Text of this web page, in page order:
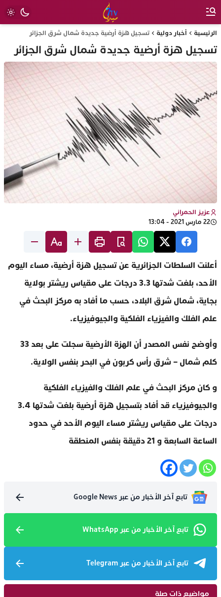
الرئيسية أخبار دولية تسجيل هزة أرضية جديدة شمال شرق الجزائر
تسجيل هزة أرضية جديدة شمال شرق الجزائر
عزيز الحمراني
22 مارس 2021 - 13:04
أعلنت السلطات الجزائرية عن تسجيل هزة أرضية، مساء اليوم
الأحد، بلغت شدتها 3.3 درجات على مقياس ريشتر بولاية
بجاية، شمال شرق البلاد، حسب ما أفاد به مركز البحث في
علم الفلك والفيزياء الفلكية والجيوفيزياء.
وأوضح نفس المصدر أن الهزة الأرضية سجلت على بعد 33
كلم شمال – شرق رأس كربون في البحر بنفس الولاية.
و كان مركز البحث في علم الفلك والفيزياء الفلكية
والجيوفيزياء قد أفاد بتسجيل هزة أرضية بلغت شدتها 3.4
درجات على مقياس ريشتر مساء اليوم الأحد في حدود
الساعة السابعة و 21 دقيقة بنفس المنطقة
تابع آخر الأخبار من عبر Google News
تابع آخر الأخبار من عبر WhatsApp
تابع آخر الأخبار من عبر Telegram
مواضيع ذات صلة